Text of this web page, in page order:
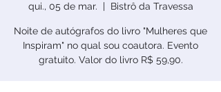
qui., 05 de mar.
  |
Bistrô da Travessa
Noite de autógrafos do livro "Mulheres que
Inspiram" no qual sou coautora. Evento
gratuito. Valor do livro R$ 59,90.